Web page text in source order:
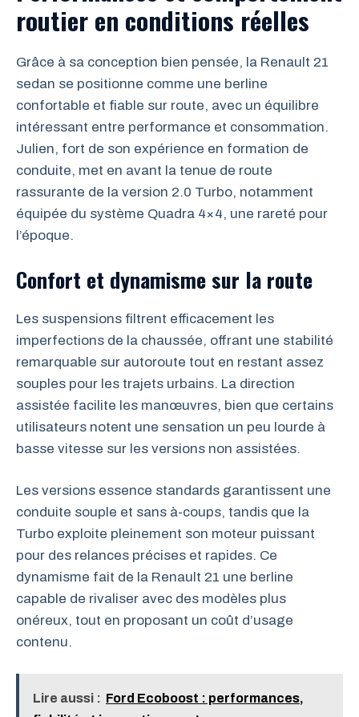
routier en conditions réelles
Grâce à sa conception bien pensée, la Renault 21
sedan se positionne comme une berline
confortable et fiable sur route, avec un équilibre
intéressant entre performance et consommation.
Julien, fort de son expérience en formation de
conduite, met en avant la tenue de route
rassurante de la version 2.0 Turbo, notamment
équipée du système Quadra 4×4, une rareté pour
l’époque.
Confort et dynamisme sur la route
Les suspensions filtrent efficacement les
imperfections de la chaussée, offrant une stabilité
remarquable sur autoroute tout en restant assez
souples pour les trajets urbains. La direction
assistée facilite les manœuvres, bien que certains
utilisateurs notent une sensation un peu lourde à
basse vitesse sur les versions non assistées.
Les versions essence standards garantissent une
conduite souple et sans à-coups, tandis que la
Turbo exploite pleinement son moteur puissant
pour des relances précises et rapides. Ce
dynamisme fait de la Renault 21 une berline
capable de rivaliser avec des modèles plus
onéreux, tout en proposant un coût d’usage
contenu.
Lire aussi : Ford Ecoboost : performances,